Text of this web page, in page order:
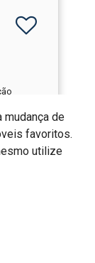
de
favoritos.
utilize